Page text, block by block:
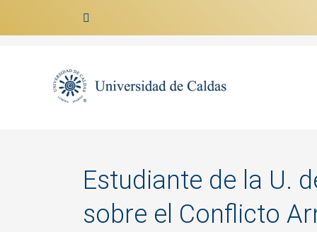
Estudiante de la U.
sobre el Conflicto